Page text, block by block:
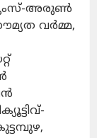
അരുൺ
വർമ്മ,